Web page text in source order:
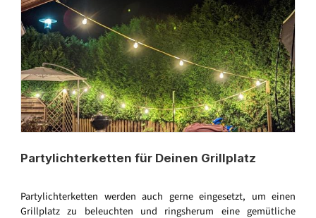
Partylichterketten für Deinen Grillplatz
Partylichterketten werden auch gerne eingesetzt, um einen
Grillplatz zu beleuchten und ringsherum eine gemütliche